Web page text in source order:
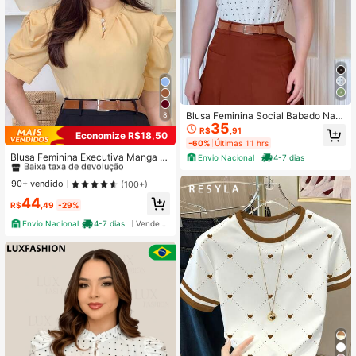
8
Economize R$18,50
Blusa Feminina Executiva Manga Pr
incesa e Detalhe no Decote Moda E
vangélica Estilo Social Chic Moda E
vangélica
10+ Dizem "maravilhoso"
Baixa taxa de devolução
10+ Dizem "maravilhoso"
Baixa taxa de devolução
10+ Dizem "maravilhoso"
Baixa taxa de devolução
10+ Dizem "maravilhoso"
Baixa taxa de devolução
90+ vendido (100+)
R$44 ,49 -29%
Envio Nacional
4-7 dias
Blusa Feminina Social Babado Na
Manga Elegante Estampa Poá
R$35 ,91
-60% Últimas 11 hrs
Envio Nacional
4-7 dias